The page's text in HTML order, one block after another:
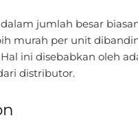
jumlah besar
murah per unit
ini disebabkan oleh
distributor.